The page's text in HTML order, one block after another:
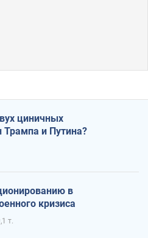
циничных
Трампа и Путина?
в
кризиса
т.